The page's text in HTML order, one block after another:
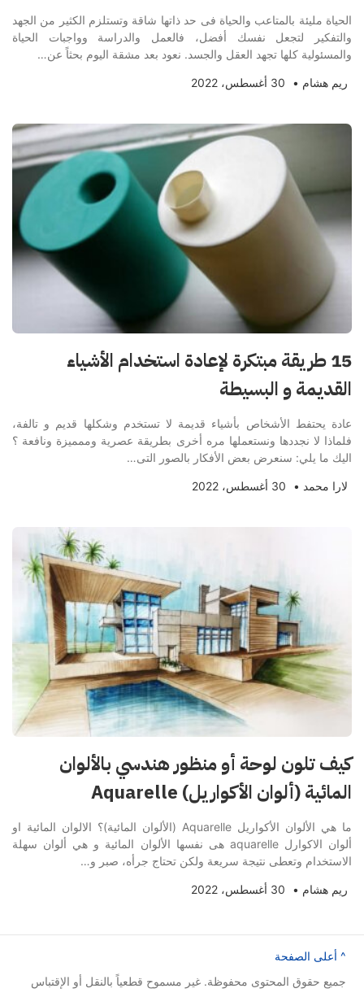
الحياة مليئة بالمتاعب والحياة فى حد ذاتها شاقة وتستلزم الكثير من الجهد
والتفكير لتجعل نفسك أفضل، فالعمل والدراسة وواجبات الحياة
والمسئولية كلها تجهد العقل والجسد. نعود بعد مشقة اليوم بحثاً عن…
ريم هشام • 30 أغسطس، 2022
15 طريقة مبتكرة لإعادة استخدام الأشياء
القديمة و البسيطة
عادة يحتفط الأشخاص بأشياء قديمة لا تستخدم وشكلها قديم و تالفة،
فلماذا لا نجددها ونستعملها مره أخرى بطريقة عصرية وممميزة ونافعة ؟
اليك ما يلي: سنعرض بعض الأفكار بالصور التى…
لارا محمد • 30 أغسطس، 2022
كيف تلون لوحة أو منظور هندسي بالألوان
المائية (ألوان الأكواريل) Aquarelle
ما هي الألوان الأكواريل Aquarelle (الألوان المائية)؟ الالوان المائية او
ألوان الاكوارل aquarelle هى نفسها الألوان المائية و هي ألوان سهلة
الاستخدام وتعطى نتيجة سريعة ولكن تحتاج جرأه، صبر و…
ريم هشام • 30 أغسطس، 2022
^ أعلى الصفحة
جميع حقوق المحتوى محفوظة. غير مسموح قطعياً بالنقل أو الإقتباس